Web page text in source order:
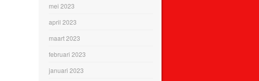
mei 2023
april 2023
maart 2023
februari 2023
januari 2023